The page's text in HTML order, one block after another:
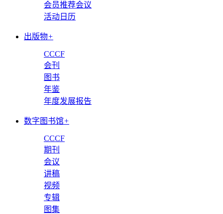
会员推荐会议
活动日历
出版物+
CCCF
会刊
图书
年鉴
年度发展报告
数字图书馆+
CCCF
期刊
会议
讲稿
视频
专辑
图集